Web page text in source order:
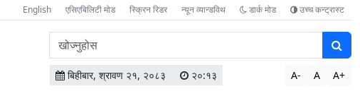
English एसिएबिलिटी मोड स्क्रिन रिडर न्यून व्यान्डविथ डार्क मोड उच्च कन्ट्रास्ट
वेबसाइटमा
सामग्री
खोज्नुहोस
बिहीबार, श्रावण २१, २०८३ २०:१३ A- A A+